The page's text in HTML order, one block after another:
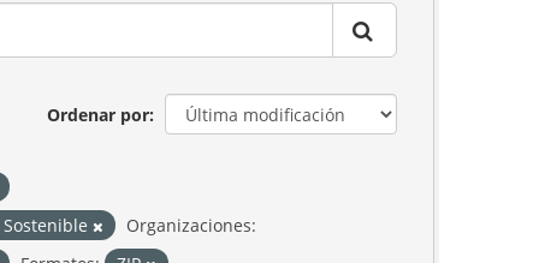
Ordenar por
Organizaciones: